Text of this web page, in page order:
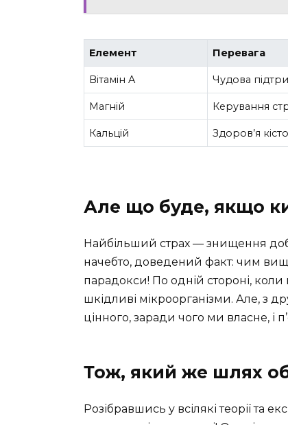
Елемент Перевага
Вітамін A Чудова
Магній Керування
Кальцій Здоров’я
Але що буде, якщо
Найбільший страх — знищення
начебто, доведений факт: чим
парадокси! По одній стороні, коли
шкідливі мікроорганізми. Але, з
цінного, заради чого ми власне, і
Тож, який же шлях
Розібравшись у всілякі теорії та